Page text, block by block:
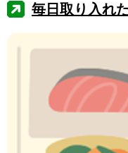
毎日取り入れ